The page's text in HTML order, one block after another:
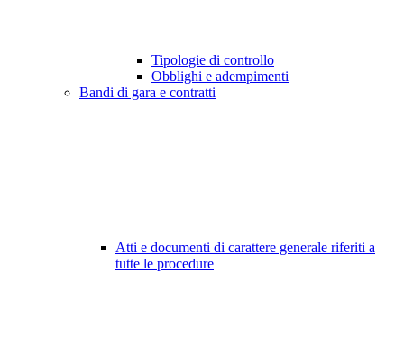
Tipologie di controllo
Obblighi e adempimenti
Bandi di gara e contratti
Atti e documenti di carattere generale riferiti a
tutte le procedure